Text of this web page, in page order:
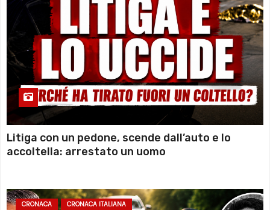
Litiga con un pedone, scende dall’auto e lo
accoltella: arrestato un uomo
CRONACA CRONACA ITALIANA